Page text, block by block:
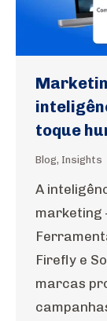
toque
Blog, Insights
A
marketing
Firefly e
marcas